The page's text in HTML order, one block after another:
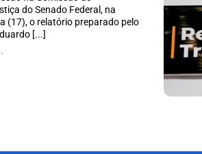
do Senado Federal, na
(17), o relatório preparado pelo
[...]